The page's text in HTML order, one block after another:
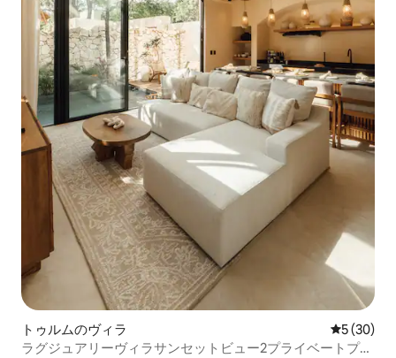
トゥルムのヴィラ レビュー
5 (30)
ラグジュアリーヴィラサンセットビュー2プライベートプー